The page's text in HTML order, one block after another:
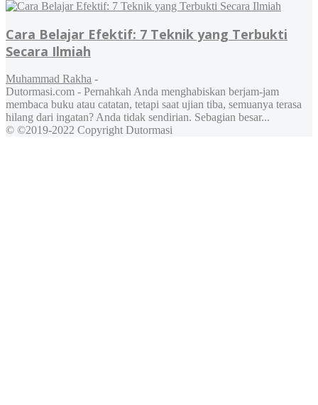
Cara Belajar Efektif: 7 Teknik yang Terbukti
Secara Ilmiah
Muhammad Rakha -
Dutormasi.com - Pernahkah Anda menghabiskan berjam-jam
membaca buku atau catatan, tetapi saat ujian tiba, semuanya terasa
hilang dari ingatan? Anda tidak sendirian. Sebagian besar...
© ©2019-2022 Copyright Dutormasi